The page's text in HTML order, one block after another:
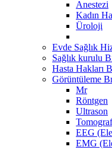
Anestezi
Kadın
Üroloji
Evde Sağlık
Sağlık kurulu
Hasta Hakları
Görüntüleme
Mr
Röntgen
Ultrason
EEG
EMG